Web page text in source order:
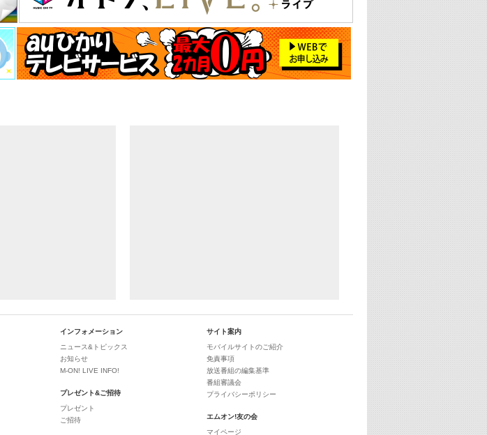
K-POP 第4世代特集
25:00
あのころヒッツ! 一挙5時間！
2021→2025年
インフォメーション
ニュース&トピックス
お知らせ
M-ON! LIVE INFO!
プレゼント&ご招待
プレゼント
ご招待
サイト案内
モバイルサイトのご紹介
免責事項
放送番組の編集基準
番組審議会
プライバシーポリシー
エムオン!友の会
マイページ